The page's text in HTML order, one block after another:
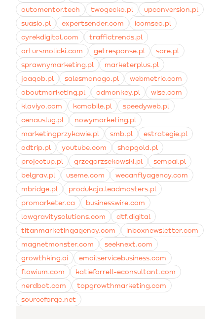
automentor.tech
twogecko.pl
upconversion.pl
suasio.pl
expertsender.com
icomseo.pl
cyrekdigital.com
traffictrends.pl
artursmolicki.com
getresponse.pl
sare.pl
sprawnymarketing.pl
marketerplus.pl
jaaqob.pl
salesmanago.pl
webmetric.com
aboutmarketing.pl
admonkey.pl
wise.com
klaviyo.com
kcmobile.pl
speedyweb.pl
cenauslug.pl
nowymarketing.pl
marketingprzykawie.pl
smb.pl
estrategie.pl
adtrip.pl
youtube.com
shopgold.pl
projectup.pl
grzegorzsekowski.pl
sempai.pl
belgrav.pl
useme.com
wecanflyagency.com
mbridge.pl
produkcja.leadmasters.pl
promarketer.ca
businesswire.com
lowgravitysolutions.com
dtf.digital
titanmarketingagency.com
inboxnewsletter.com
magnetmonster.com
seeknext.com
growthking.ai
emailservicebusiness.com
flowium.com
katiefarrell-econsultant.com
nerdbot.com
topgrowthmarketing.com
sourceforge.net